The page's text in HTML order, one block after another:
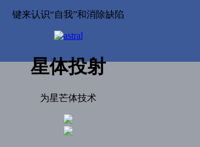
键来认识“自我”和消除缺陷
星体投射
为星芒体技术